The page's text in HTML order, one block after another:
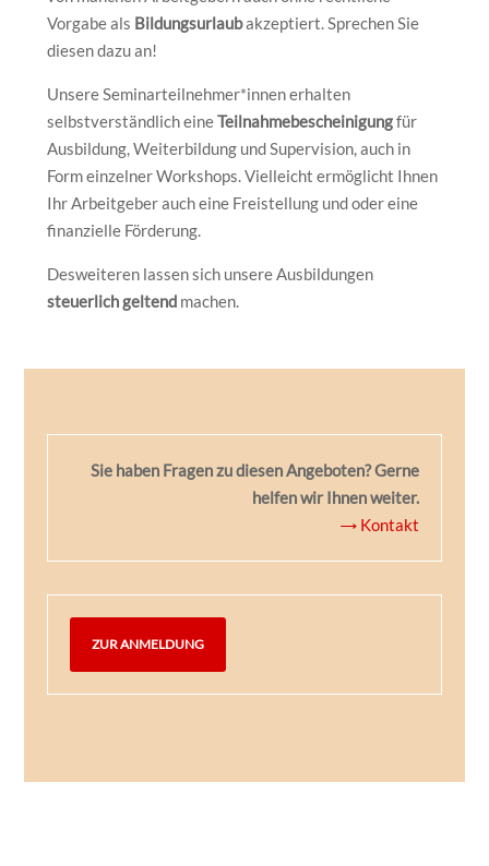
Vorgabe als Bildungsurlaubakzeptiert. Sprechen Sie
diesen dazu an!
Unsere Seminarteilnehmer*innen erhalten
selbstverständlich eineTeilnahmebescheinigungfür
Ausbildung, Weiterbildung und Supervision, auch in
Form einzelner Workshops. Vielleicht ermöglicht Ihnen
Ihr Arbeitgeber auch eine Freistellung und oder eine
finanzielle Förderung.
Desweiteren lassen sich unsere Ausbildungen
steuerlich geltendmachen.
Sie haben Fragen zu diesen Angeboten? Gerne
helfen wir Ihnen weiter.
→ Kontakt
ZUR ANMELDUNG